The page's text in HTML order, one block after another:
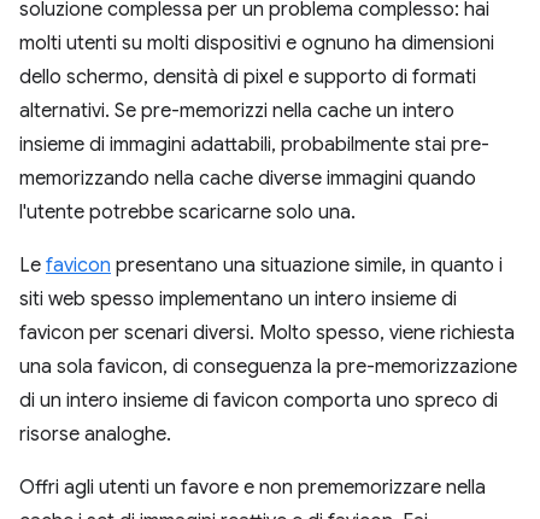
soluzione complessa per un problema complesso: hai
molti utenti su molti dispositivi e ognuno ha dimensioni
dello schermo, densità di pixel e supporto di formati
alternativi. Se pre-memorizzi nella cache un intero
insieme di immagini adattabili, probabilmente stai pre-
memorizzando nella cache diverse immagini quando
l'utente potrebbe scaricarne solo una.
Le favicon presentano una situazione simile, in quanto i
siti web spesso implementano un intero insieme di
favicon per scenari diversi. Molto spesso, viene richiesta
una sola favicon, di conseguenza la pre-memorizzazione
di un intero insieme di favicon comporta uno spreco di
risorse analoghe.
Offri agli utenti un favore e non prememorizzare nella